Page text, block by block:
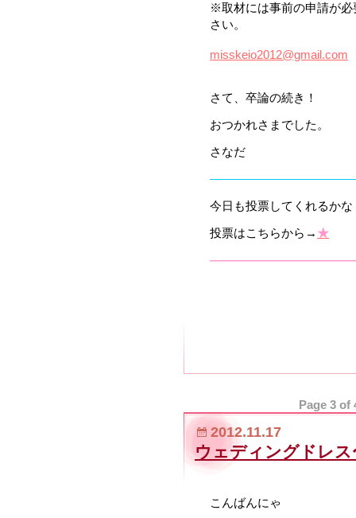
※取材には事前の申請が必
さい。
misskeio2012@gmail.com
さて、卒論の続き！
おつかれさまでした。
さなだ
今日も投票してくれるか
投票はこちらから→ ★
Page 3 of
2012.11.17
ウェディングドレス
こんばんにゃ